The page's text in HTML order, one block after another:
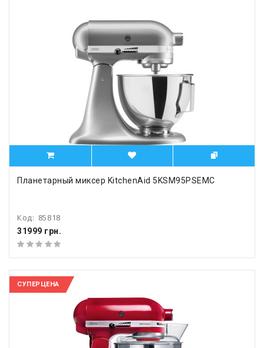
Планетарный миксер KitchenAid 5KSM95PSEMC
Код: 85818
31999 грн.
СУПЕРЦЕНА